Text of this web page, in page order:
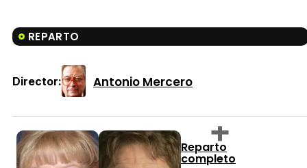
REPARTO
Director: Antonio Mercero
Reparto
completo